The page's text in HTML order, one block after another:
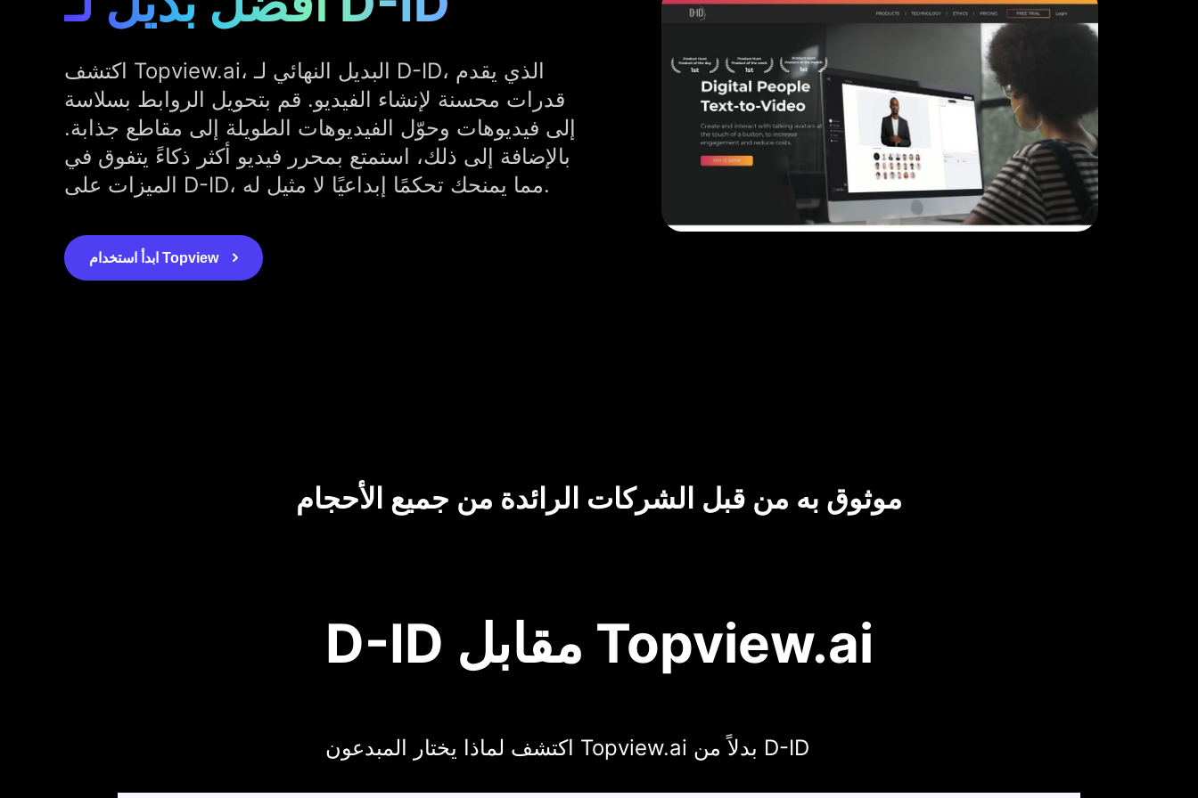
اكتشف Topview.ai، البديل النهائي لـ D-ID، الذي يقدم
قدرات محسنة لإنشاء الفيديو. قم بتحويل الروابط بسلاسة
إلى فيديوهات وحوّل الفيديوهات الطويلة إلى مقاطع جذابة.
بالإضافة إلى ذلك، استمتع بمحرر فيديو أكثر ذكاءً يتفوق في
الميزات على D-ID، مما يمنحك تحكمًا إبداعيًا لا مثيل له.
ابدأ استخدام Topview
موثوق به من قبل الشركات الرائدة من جميع الأحجام
D-ID مقابل Topview.ai
اكتشف لماذا يختار المبدعون Topview.ai بدلاً من D-ID